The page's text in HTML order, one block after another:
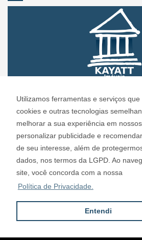
Utilizamos ferramentas e serviços que
cookies e outras tecnologias
melhorar a sua experiência em
personalizar publicidade e
de seu interesse, além de
dados, nos termos da LGPD. Ao
site, você concorda com a nossa
Política de Privacidade.
Entendi
CRECI: 72.304
Informações de
Kayatt Imóveis - 72.304
contato@kayattimoveis.com.br
+55 (11) 99200-6432
ImóvelOffice© - Todos os